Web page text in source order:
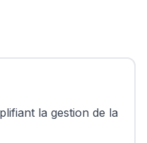
la gestion de la